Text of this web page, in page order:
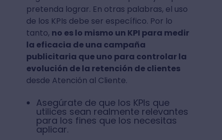
pretenda lograr. En otras palabras, el uso
de los KPIs debe ser específico. Por lo
tanto, no es lo mismo un KPI para medir
la eficacia de una campaña
publicitaria que uno para controlar la
evolución de la retención de clientes
desde Atención al Cliente.
Asegúrate de que los KPIs que
utilices sean realmente relevantes
para los fines que los necesitas
aplicar.